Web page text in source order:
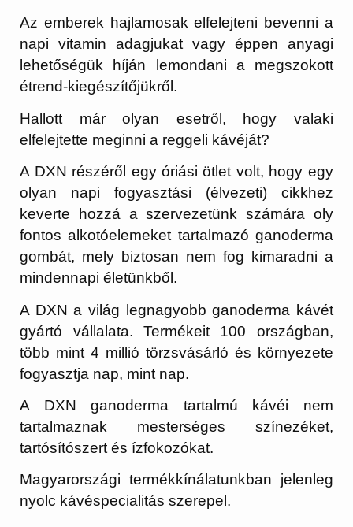
Az emberek hajlamosak elfelejteni bevenni a
napi vitamin adagjukat vagy éppen anyagi
lehetőségük híján lemondani a megszokott
étrend-kiegészítőjükről.
Hallott már olyan esetről, hogy valaki
elfelejtette meginni a reggeli kávéját?
A DXN részéről egy óriási ötlet volt, hogy egy
olyan napi fogyasztási (élvezeti) cikkhez
keverte hozzá a szervezetünk számára oly
fontos alkotóelemeket tartalmazó ganoderma
gombát, mely biztosan nem fog kimaradni a
mindennapi életünkből.
A DXN a világ legnagyobb ganoderma kávét
gyártó vállalata. Termékeit 100 országban,
több mint 4 millió törzsvásárló és környezete
fogyasztja nap, mint nap.
A DXN ganoderma tartalmú kávéi nem
tartalmaznak mesterséges színezéket,
tartósítószert és ízfokozókat.
Magyarországi termékkínálatunkban jelenleg
nyolc kávéspecialitás szerepel.